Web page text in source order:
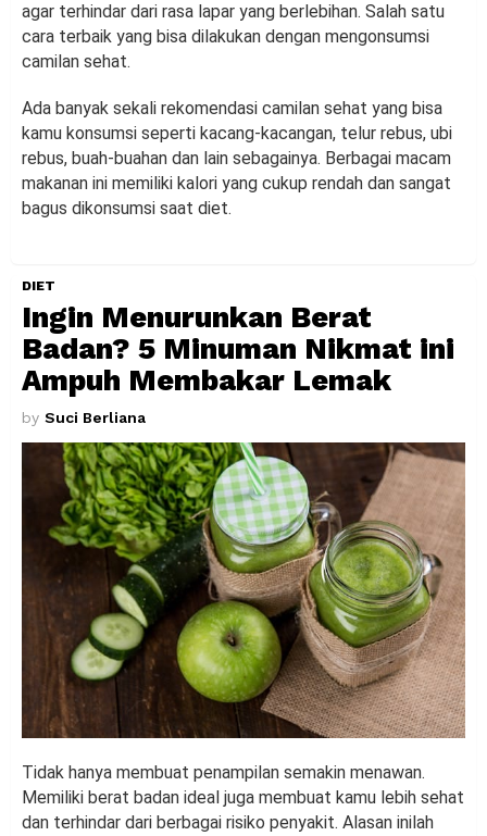
agar terhindar dari rasa lapar yang berlebihan. Salah satu
cara terbaik yang bisa dilakukan dengan mengonsumsi
camilan sehat.
Ada banyak sekali rekomendasi camilan sehat yang bisa
kamu konsumsi seperti kacang-kacangan, telur rebus, ubi
rebus, buah-buahan dan lain sebagainya. Berbagai macam
makanan ini memiliki kalori yang cukup rendah dan sangat
bagus dikonsumsi saat diet.
DIET
Ingin Menurunkan Berat
Badan? 5 Minuman Nikmat ini
Ampuh Membakar Lemak
by Suci Berliana
Tidak hanya membuat penampilan semakin menawan.
Memiliki berat badan ideal juga membuat kamu lebih sehat
dan terhindar dari berbagai risiko penyakit. Alasan inilah